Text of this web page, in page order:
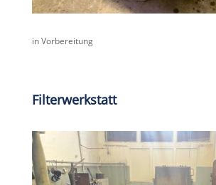
in Vorbereitung
Filterwerkstatt